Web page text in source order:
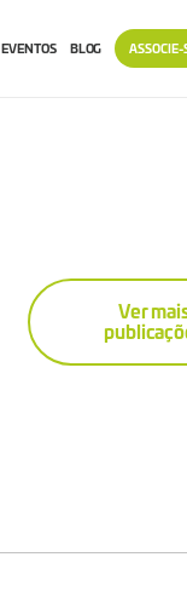
EVENTOS BLOG ASSOCIE-
Ver